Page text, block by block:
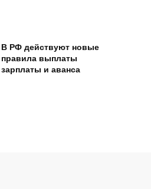
В РФ действуют новые
правила выплаты
зарплаты и аванса